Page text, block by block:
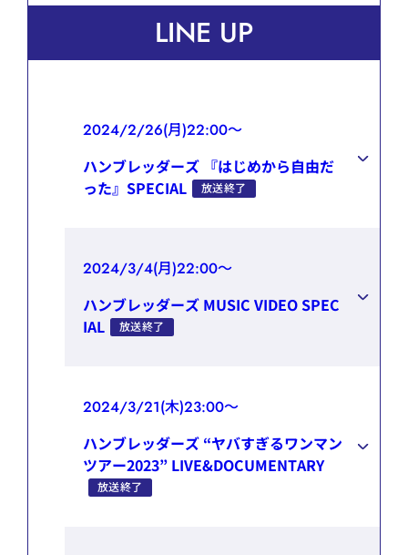
LINE UP
2024/2/26(月)22:00～
ハンブレッダーズ 『はじめから自由だ
った』SPECIAL
放送終了
2024/3/4(月)22:00～
ハンブレッダーズ MUSIC VIDEO SPEC
IAL
放送終了
2024/3/21(木)23:00～
ハンブレッダーズ “ヤバすぎるワンマン
ツアー2023” LIVE&DOCUMENTARY
放送終了